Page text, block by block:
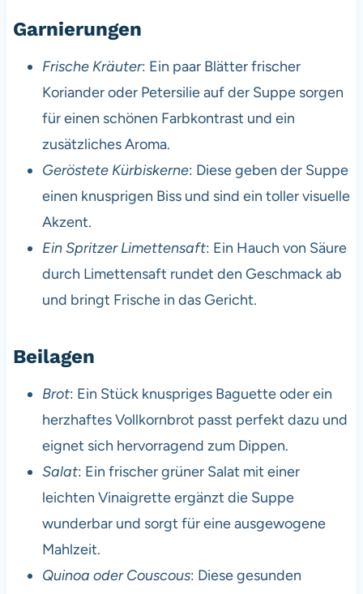
Garnierungen
Frische Kräuter: Ein paar Blätter frischer
Koriander oder Petersilie auf der Suppe sorgen
für einen schönen Farbkontrast und ein
zusätzliches Aroma.
Geröstete Kürbiskerne: Diese geben der Suppe
einen knusprigen Biss und sind ein toller visuelle
Akzent.
Ein Spritzer Limettensaft: Ein Hauch von Säure
durch Limettensaft rundet den Geschmack ab
und bringt Frische in das Gericht.
Beilagen
Brot: Ein Stück knuspriges Baguette oder ein
herzhaftes Vollkornbrot passt perfekt dazu und
eignet sich hervorragend zum Dippen.
Salat: Ein frischer grüner Salat mit einer
leichten Vinaigrette ergänzt die Suppe
wunderbar und sorgt für eine ausgewogene
Mahlzeit.
Quinoa oder Couscous: Diese gesunden